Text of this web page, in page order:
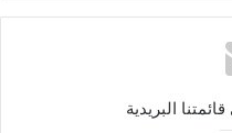
البريدية